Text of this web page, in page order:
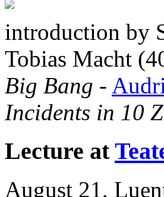
introduction by
Tobias Macht
Big Bang -
Incidents in 10
Lecture at
August 21,